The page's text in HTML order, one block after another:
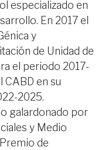
especializado en
En 2017 el
y
de Unidad de
el periodo 2017-
CABD en su
2025.
galardonado por
y Medio
de